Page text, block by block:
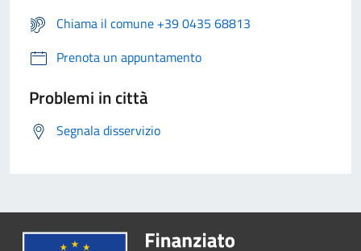
Chiama il comune +39 0435 68813
Prenota un appuntamento
Problemi in città
Segnala disservizio